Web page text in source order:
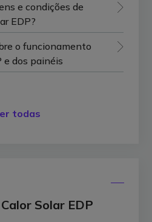
e condições de
EDP?
o funcionamento
e dos painéis
todas
Solar EDP